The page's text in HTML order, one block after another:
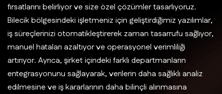
fırsatlarını belirliyor ve size özel çözümler tasarlıyoruz.
Bilecik bölgesindeki işletmeniz için geliştirdiğimiz yazılımlar,
iş süreçlerinizi otomatikleştirerek zaman tasarrufu sağlıyor,
manuel hataları azaltıyor ve operasyonel verimliliği
artırıyor. Ayrıca, şirket içindeki farklı departmanların
entegrasyonunu sağlayarak, verilerin daha sağlıklı analiz
edilmesine ve iş kararlarının daha bilinçli alınmasına